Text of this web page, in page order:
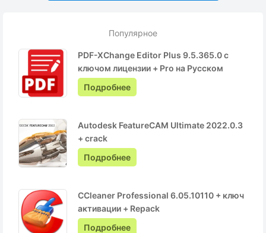
Популярное
PDF-XChange Editor Plus 9.5.365.0 с
ключом лицензии + Pro на Русском
Подробнее
Autodesk FeatureCAM Ultimate 2022.0.3
+ crack
Подробнее
CCleaner Professional 6.05.10110 + ключ
активации + Repack
Подробнее